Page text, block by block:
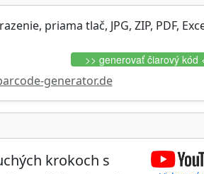
priama tlač, JPG, ZIP, PDF,
>> generovať čiarový kód
generator.de
krokoch s